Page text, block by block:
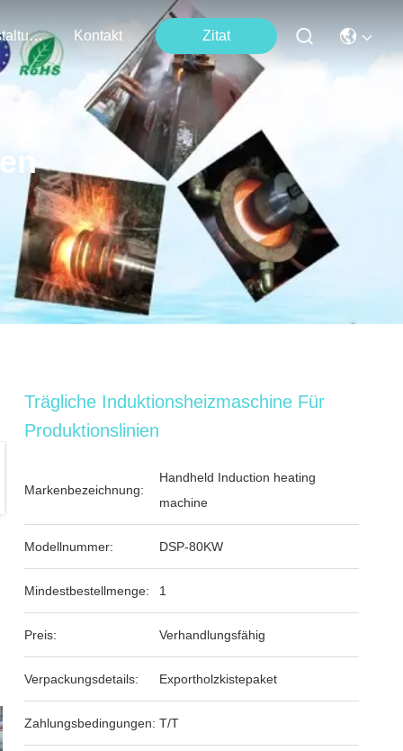
Veranstaltungen Kontakt Zitat
Trägliche Induktionsheizmaschine Für
Produktionslinien
Markenbezeichnung:
Handheld Induction heating
machine
Modellnummer: DSP-80KW
Mindestbestellmenge: 1
Preis: Verhandlungsfähig
Verpackungsdetails: Exportholzkistepaket
Zahlungsbedingungen: T/T